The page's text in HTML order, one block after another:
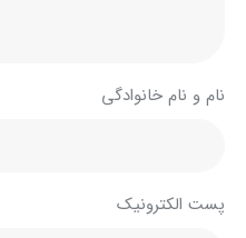
نام و نام خانوادگی
پست الکترونیک